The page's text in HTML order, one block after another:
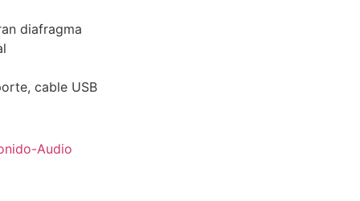
diafragma
cable USB
Audio